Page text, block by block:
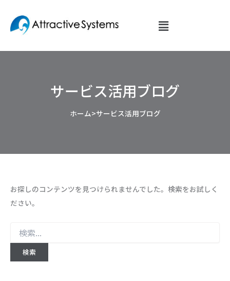
サービス活用ブログ
ホーム>サービス活用ブログ
お探しのコンテンツを見つけられませんでした。検索をお試しく
ださい。
索
対